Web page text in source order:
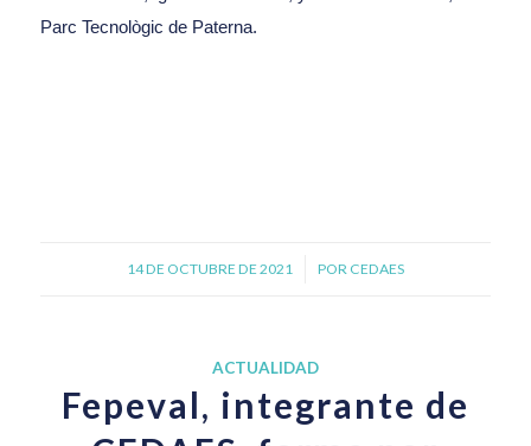
Parc Tecnològic de Paterna.
14 DE OCTUBRE DE 2021
/ POR CEDAES
ACTUALIDAD
Fepeval, integrante de